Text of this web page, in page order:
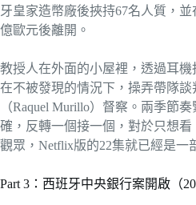
牙皇家造幣廠後挾持67名人質，並
億歐元後離開。
教授人在外面的小屋裡，透過耳
在不被發現的情況下，操弄帶隊
（Raquel Murillo）督察。兩季節
確，反轉一個接一個，對於只想
觀眾，Netflix版的22集就已經是一
Part 3：西班牙中央銀行案開啟（